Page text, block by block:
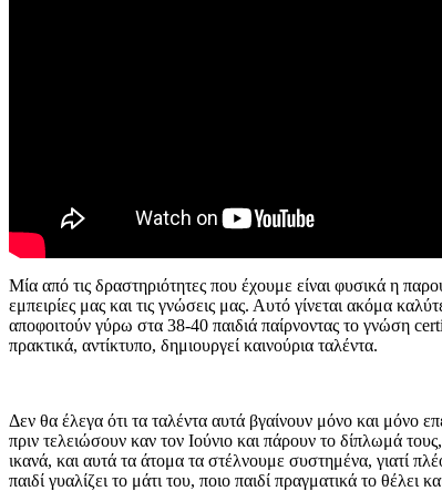
Μία από τις δραστηριότητες που έχουμε είναι φυσικά η
εμπειρίες μας και τις γνώσεις μας. Αυτό γίνεται ακόμα
αποφοιτούν γύρω στα 38-40 παιδιά παίρνοντας το γνώση
πρακτικά, αντίκτυπο, δημιουργεί καινούρια ταλέντα.
Δεν θα έλεγα ότι τα ταλέντα αυτά βγαίνουν μόνο και μόνο
πριν τελειώσουν καν τον Ιούνιο και πάρουν το δίπλωμά
ικανά, και αυτά τα άτομα τα στέλνουμε συστημένα, γιατί
παιδί γυαλίζει το μάτι του, ποιο παιδί πραγματικά το θέλει